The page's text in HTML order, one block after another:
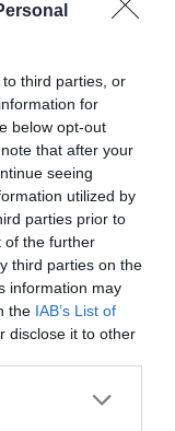
third parties, or
for
below opt-out
that after your
seeing
utilized by
parties prior to
of the further
third parties on the
information may
the IAB’s List of
disclose it to other
από αυτόν (και
μια Ιταλία χωρίς
να κάνει τη